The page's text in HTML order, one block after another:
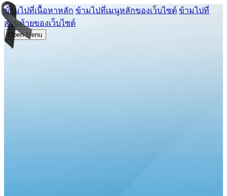
ข้ามไปที่เนื้อหาหลัก ข้ามไปที่เมนูหลักของเว็บไซต์ ข้ามไปที่
ส่วนท้ายของเว็บไซต์
Open Menu